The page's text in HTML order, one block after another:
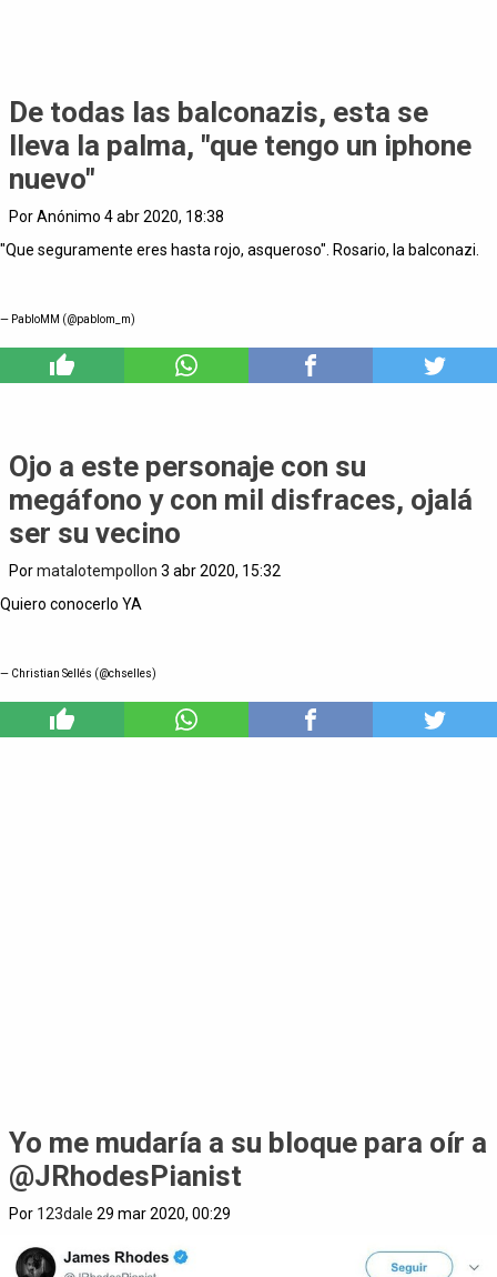
De todas las balconazis, esta se
lleva la palma, "que tengo un iphone
nuevo"
Por Anónimo 4 abr 2020, 18:38
"Que seguramente eres hasta rojo, asqueroso". Rosario, la balconazi.
— PabloMM (@pablom_m)
Ojo a este personaje con su
megáfono y con mil disfraces, ojalá
ser su vecino
Pormatalotempollon 3 abr 2020, 15:32
Quiero conocerlo YA
— Christian Sellés (@chselles)
Yo me mudaría a su bloque para oír a
@JRhodesPianist
Por 123dale 29 mar 2020, 00:29